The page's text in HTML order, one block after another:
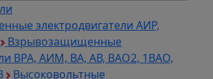
электродвигатели АИР,
Взрывозащищенные
ВРА, АИМ, ВА, АВ, ВАO2, 1ВАО,
Высоковольтные